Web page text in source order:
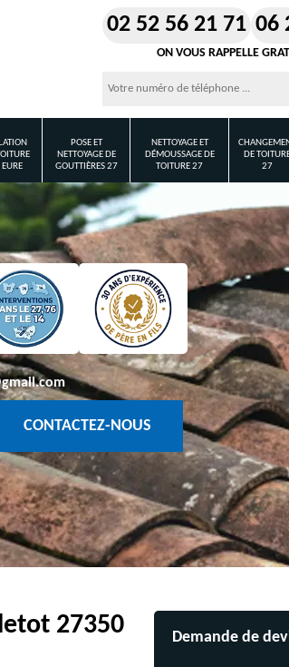
02 52 56 21 71 06
ON VOUS RAPPELLE
POSE ET
NETTOYAGE DE
GOUTTIÈRES 27
NETTOYAGE ET
DÉMOUSSAGE DE
TOITURE 27
DE
27
CONTACTEZ-NOUS
27350
Demande de